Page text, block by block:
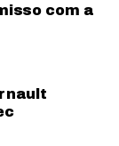
com a